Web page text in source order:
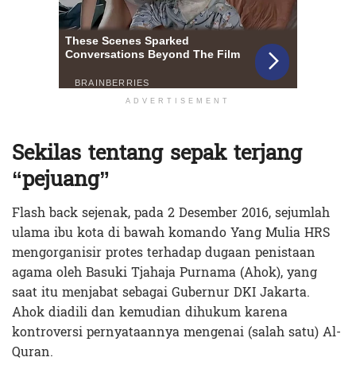
ADVERTISEMENT
Sekilas tentang sepak terjang
“pejuang”
Flash back sejenak, pada 2 Desember 2016, sejumlah
ulama ibu kota di bawah komando Yang Mulia HRS
mengorganisir protes terhadap dugaan penistaan
agama oleh Basuki Tjahaja Purnama (Ahok), yang
saat itu menjabat sebagai Gubernur DKI Jakarta.
Ahok diadili dan kemudian dihukum karena
kontroversi pernyataannya mengenai (salah satu) Al-
Quran.